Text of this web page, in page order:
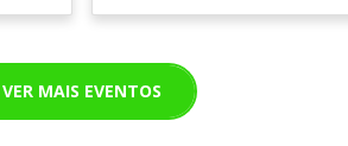
VER MAIS EVENTOS